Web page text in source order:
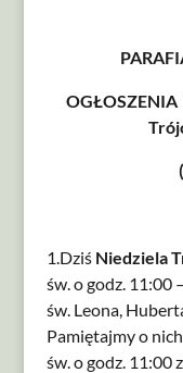
OGŁOSZENIA
1.Dziś Niedziela
św. o godz. 11:00
św. Leona,
Pamiętajmy o
św. o godz. 11:00